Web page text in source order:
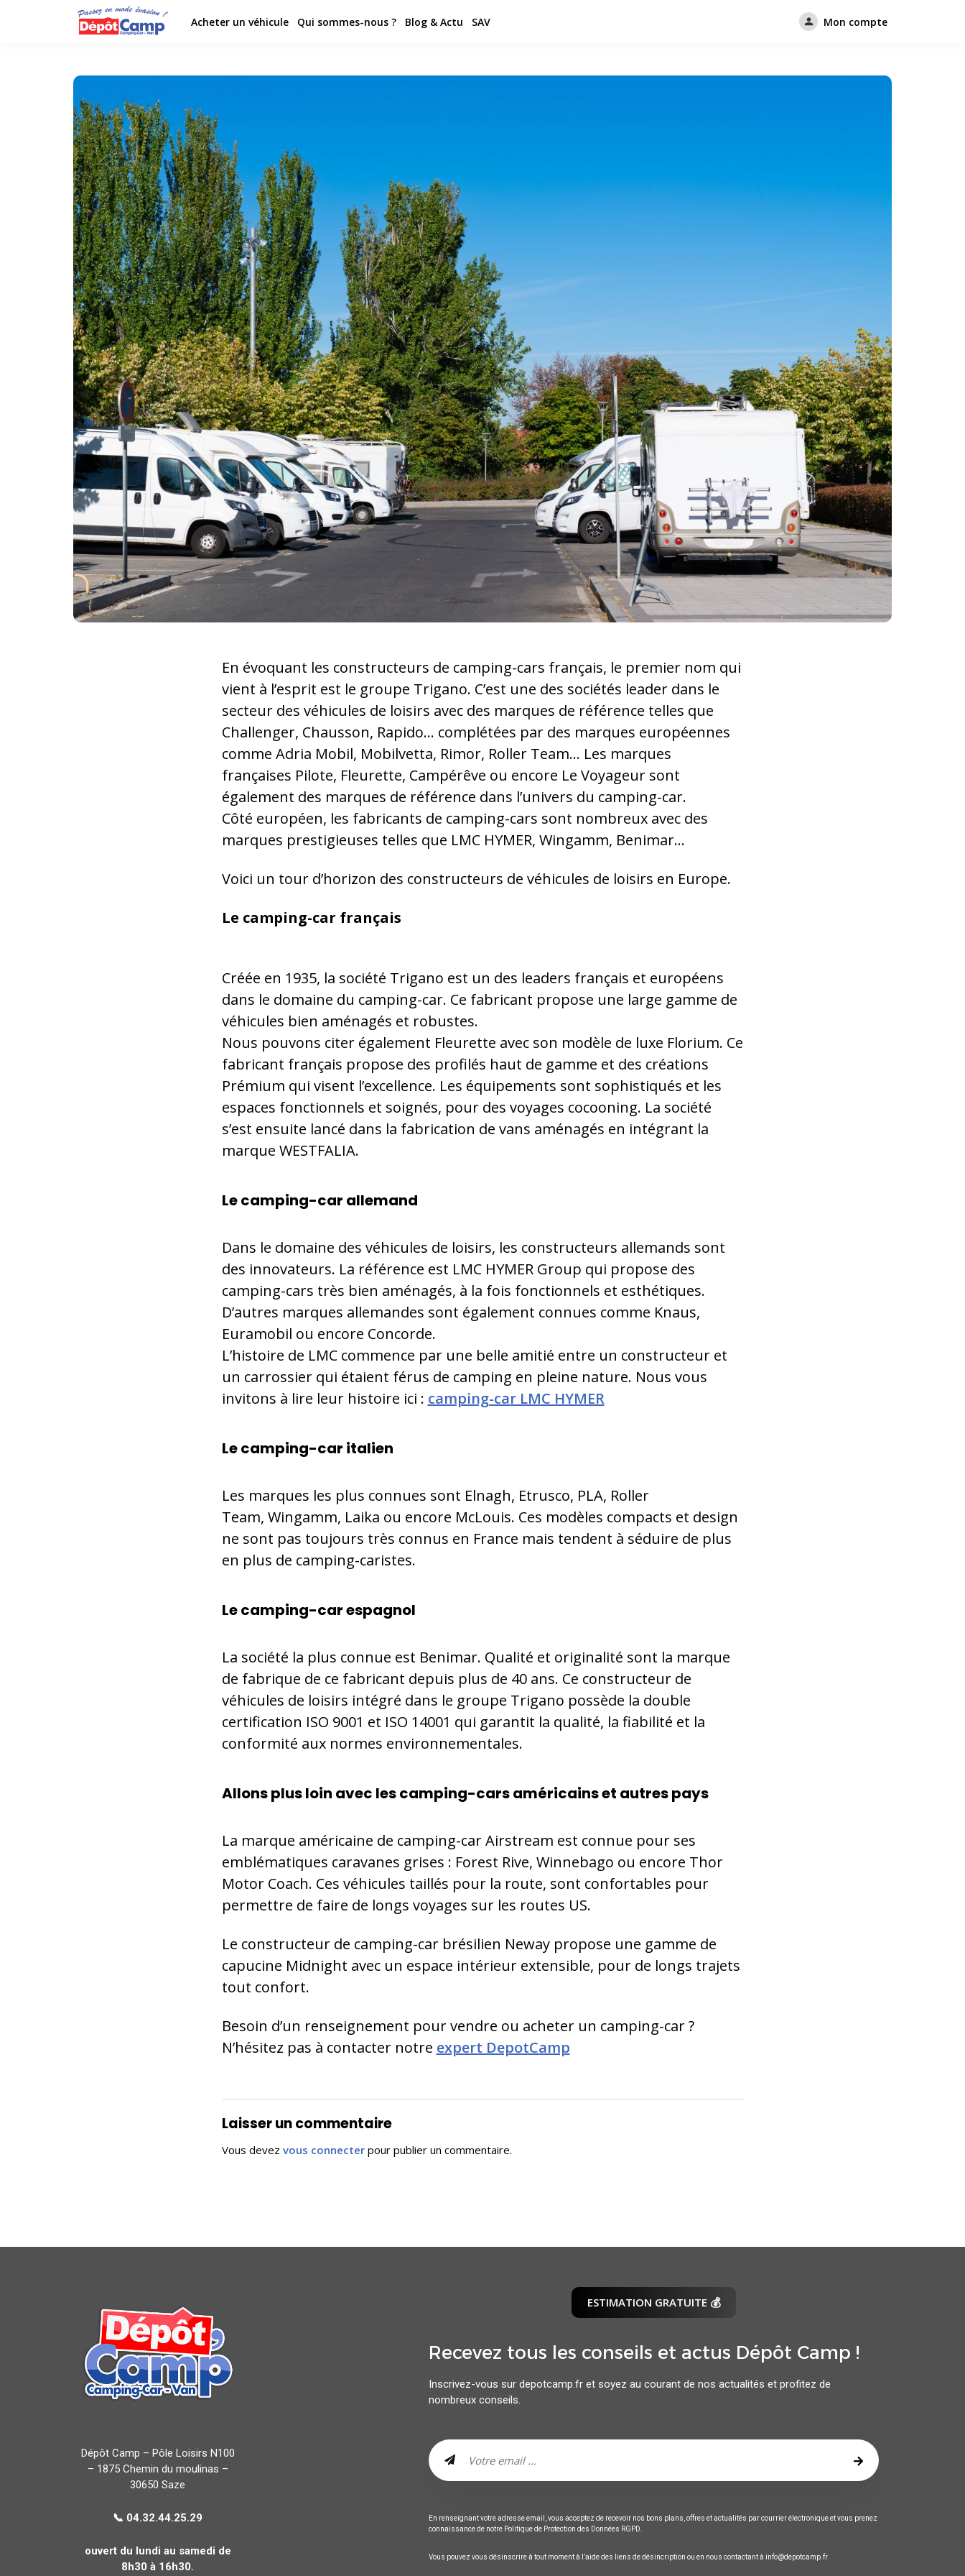
Acheter un véhicule Qui sommes-nous ? Blog & Actu SAV Mon compte
En évoquant les constructeurs de camping-cars français, le premier nom qui
vient à l’esprit est le groupe Trigano. C’est une des sociétés leader dans le
secteur des véhicules de loisirs avec des marques de référence telles que
Challenger, Chausson, Rapido… complétées par des marques européennes
comme Adria Mobil, Mobilvetta, Rimor, Roller Team… Les marques
françaises Pilote, Fleurette, Campérêve ou encore Le Voyageur sont
également des marques de référence dans l’univers du camping-car.
Côté européen, les fabricants de camping-cars sont nombreux avec des
marques prestigieuses telles que LMC HYMER, Wingamm, Benimar…
Voici un tour d’horizon des constructeurs de véhicules de loisirs en Europe.
Le camping-car français
Créée en 1935, la société Trigano est un des leaders français et européens
dans le domaine du camping-car. Ce fabricant propose une large gamme de
véhicules bien aménagés et robustes.
Nous pouvons citer également Fleurette avec son modèle de luxe Florium. Ce
fabricant français propose des profilés haut de gamme et des créations
Prémium qui visent l’excellence. Les équipements sont sophistiqués et les
espaces fonctionnels et soignés, pour des voyages cocooning. La société
s’est ensuite lancé dans la fabrication de vans aménagés en intégrant la
marque WESTFALIA.
Le camping-car allemand
Dans le domaine des véhicules de loisirs, les constructeurs allemands sont
des innovateurs. La référence est LMC HYMER Group qui propose des
camping-cars très bien aménagés, à la fois fonctionnels et esthétiques.
D’autres marques allemandes sont également connues comme Knaus,
Euramobil ou encore Concorde.
L’histoire de LMC commence par une belle amitié entre un constructeur et
un carrossier qui étaient férus de camping en pleine nature. Nous vous
invitons à lire leur histoire ici : camping-car LMC HYMER
Le camping-car italien
Les marques les plus connues sont Elnagh, Etrusco, PLA, Roller
Team, Wingamm, Laika ou encore McLouis. Ces modèles compacts et design
ne sont pas toujours très connus en France mais tendent à séduire de plus
en plus de camping-caristes.
Le camping-car espagnol
La société la plus connue est Benimar. Qualité et originalité sont la marque
de fabrique de ce fabricant depuis plus de 40 ans. Ce constructeur de
véhicules de loisirs intégré dans le groupe Trigano possède la double
certification ISO 9001 et ISO 14001 qui garantit la qualité, la fiabilité et la
conformité aux normes environnementales.
Allons plus loin avec les camping-cars américains et autres pays
La marque américaine de camping-car Airstream est connue pour ses
emblématiques caravanes grises : Forest Rive, Winnebago ou encore Thor
Motor Coach. Ces véhicules taillés pour la route, sont confortables pour
permettre de faire de longs voyages sur les routes US.
Le constructeur de camping-car brésilien Neway propose une gamme de
capucine Midnight avec un espace intérieur extensible, pour de longs trajets
tout confort.
Besoin d’un renseignement pour vendre ou acheter un camping-car ?
N’hésitez pas à contacter notre expert DepotCamp
Laisser un commentaire
Vous devez vous connecterpour publier un commentaire.
Dépôt Camp – Pôle Loisirs N100
– 1875 Chemin du moulinas –
30650 Saze
📞 04.32.44.25.29
ouvert du lundi au samedi de
8h30 à 16h30.
ESTIMATION GRATUITE 💰
Recevez tous les conseils et actus Dépôt Camp !
Inscrivez-vous sur depotcamp.fr et soyez au courant de nos actualités et profitez de
nombreux conseils.
En renseignant votre adresse email, vous acceptez de recevoir nos bons plans, offres et actualités par courrier électronique et vous prenez
connaissance de notre Politique de Protection des Données RGPD.
Vous pouvez vous désinscrire à tout moment à l’aide des liens de désincription ou en nous contactant à info@depotcamp.fr